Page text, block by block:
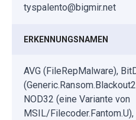
tyspalento@bigmir.net
ERKENNUNGSNAMEN
AVG (FileRepMalware),
NOD32 (eine Variante von
MSIL/